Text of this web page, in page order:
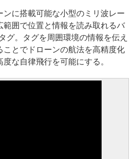
ンに搭載可能な小型のミリ波レー
範囲で位置と情報を読み取れるバ
グ。タグを周囲環境の情報を伝え
ことでドローンの航法を高精度化
な自律飛行を可能にする。